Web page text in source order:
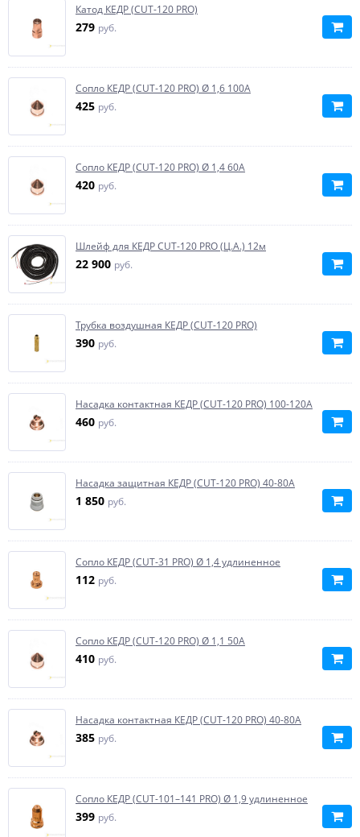
Катод КЕДР (CUT-120 PRO)
279 руб.
Сопло КЕДР (CUT-120 PRO) Ø 1,6 100А
425 руб.
Сопло КЕДР (CUT-120 PRO) Ø 1,4 60А
420 руб.
Шлейф для КЕДР CUT-120 PRO (Ц.А.) 12м
22 900 руб.
Трубка воздушная КЕДР (CUT-120 PRO)
390 руб.
Насадка контактная КЕДР (CUT-120 PRO) 100-120А
460 руб.
Насадка защитная КЕДР (CUT-120 PRO) 40-80А
1 850 руб.
Сопло КЕДР (CUT-31 PRO) Ø 1,4 удлиненное
112 руб.
Сопло КЕДР (CUT-120 PRO) Ø 1,1 50А
410 руб.
Насадка контактная КЕДР (CUT-120 PRO) 40-80А
385 руб.
Сопло КЕДР (CUT-101–141 PRO) Ø 1,9 удлиненное
399 руб.